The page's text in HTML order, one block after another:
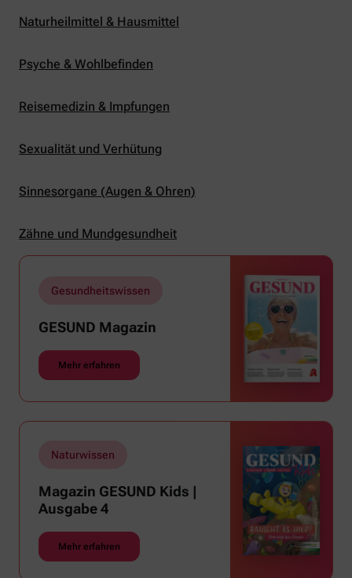
Naturheilmittel & Hausmittel
Psyche & Wohlbefinden
Reisemedizin & Impfungen
Sexualität und Verhütung
Sinnesorgane (Augen & Ohren)
Zähne und Mundgesundheit
Gesundheitswissen
GESUND Magazin
Mehr erfahren
Naturwissen
Magazin GESUND Kids |
Ausgabe 4
Mehr erfahren